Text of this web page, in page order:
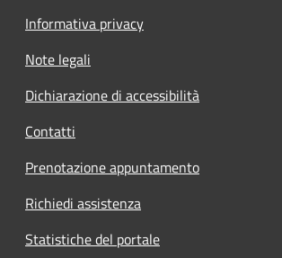
Informativa privacy
Note legali
Dichiarazione di accessibilità
Contatti
Prenotazione appuntamento
Richiedi assistenza
Statistiche del portale